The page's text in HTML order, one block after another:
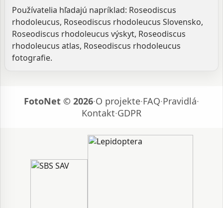
Používatelia hľadajú napríklad: Roseodiscus
rhodoleucus, Roseodiscus rhodoleucus Slovensko,
Roseodiscus rhodoleucus výskyt, Roseodiscus
rhodoleucus atlas, Roseodiscus rhodoleucus
fotografie.
FotoNet © 2026·O projekte·FAQ·Pravidlá·
Kontakt·GDPR